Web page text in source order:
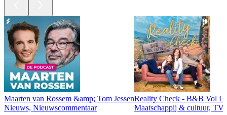
Maarten van Rossem &amp; Tom Jessen
Nieuws, Nieuwscommentaar
Reality Check - B&B Vol
Maatschappij & cultuur,